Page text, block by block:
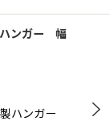
ハンガー 幅
製ハンガー